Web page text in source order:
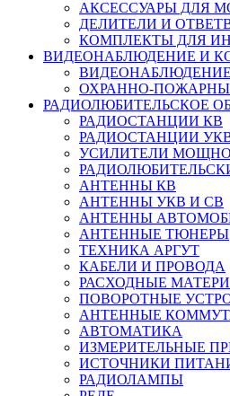
АКСЕССУАРЫ ДЛЯ
ДЕЛИТЕЛИ И
КОМПЛЕКТЫ ДЛЯ
ВИДЕОНАБЛЮДЕНИЕ И
ВИДЕОНАБЛЮДЕНИЕ
ОХРАННО-
РАДИОЛЮБИТЕЛЬСКОЕ
РАДИОСТАНЦИИ КВ
РАДИОСТАНЦИИ
УСИЛИТЕЛИ
АНТЕННЫ КВ
АНТЕННЫ УКВ И СВ
АНТЕННЫ
АНТЕННЫЕ ТЮНЕРЫ
ТЕХНИКА АРГУТ
КАБЕЛИ И ПРОВОДА
РАСХОДНЫЕ
ПОВОРОТНЫЕ
АНТЕННЫЕ
АВТОМАТИКА
ИЗМЕРИТЕЛЬНЫЕ
ИСТОЧНИКИ
РАДИОЛАМПЫ